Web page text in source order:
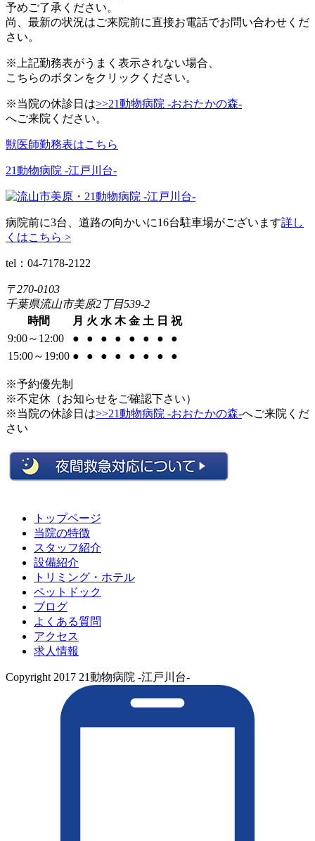
予めご了承ください。
尚、最新の状況はご来院前に直接お電話でお問い合わせくだ
さい。
※上記勤務表がうまく表示されない場合、
こちらのボタンをクリックください。
※当院の休診日は>>21動物病院 -おおたかの森-
へご来院ください。
獣医師勤務表はこちら
21動物病院 -江戸川台-
病院前に3台、道路の向かいに16台駐車場がございます詳し
くはこちら >
tel：04-7178-2122
〒270-0103
千葉県流山市美原2丁目539-2
時間
月 火 水 木 金 土 日 祝
9:00～12:00
● ● ● ● ● ● ●
●
15:00～19:00 ● ● ● ● ● ● ● ●
※予約優先制
※不定休（お知らせをご確認下さい）
※当院の休診日は>>21動物病院 -おおたかの森-へご来院くだ
さい
トップページ
当院の特徴
スタッフ紹介
設備紹介
トリミング・ホテル
ペットドック
ブログ
よくある質問
アクセス
求人情報
Copyright 2017 21動物病院 -江戸川台-